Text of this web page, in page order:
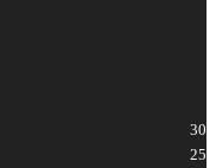
30
25